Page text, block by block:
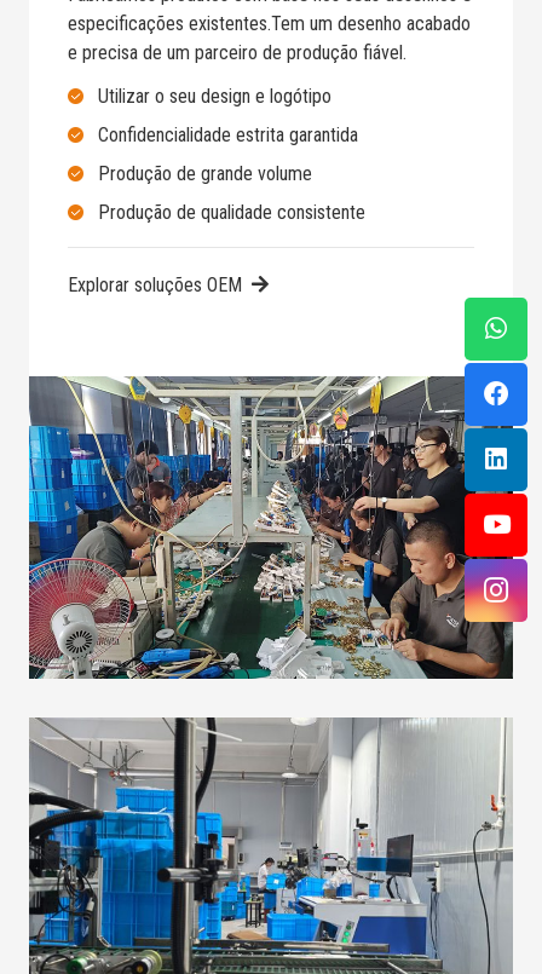
especificações existentes.Tem um desenho acabado
e precisa de um parceiro de produção fiável.
Utilizar o seu design e logótipo
Confidencialidade estrita garantida
Produção de grande volume
Produção de qualidade consistente
Explorar soluções OEM